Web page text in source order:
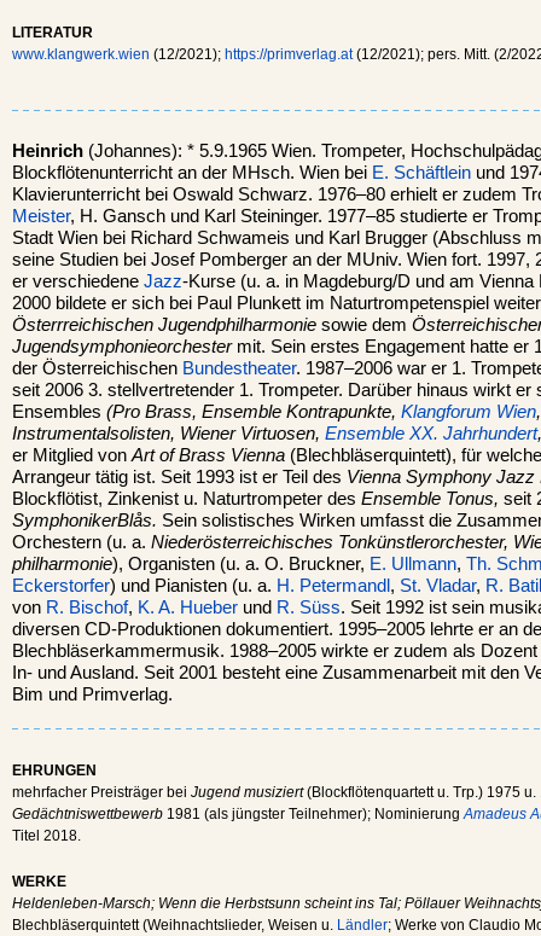
LITERATUR
www.klangwerk.wien (12/2021); https://primverlag.at(12/2021); pers. Mitt. (2/
Heinrich (Johannes): * 5.9.1965 Wien. Trompeter,
Blockflötenunterricht an der MHsch. Wien bei E. Schäftlein und
Klavierunterricht bei Oswald Schwarz. 1976–80 erhielt er zudem
Meister, H. Gansch und Karl Steininger. 1977–85 studierte er
Stadt Wien bei Richard Schwameis und Karl Brugger (Abschluss
seine Studien bei Josef Pomberger an der MUniv. Wien fort. 1997,
er verschiedene Jazz-Kurse (u. a. in Magdeburg/D und am
2000 bildete er sich bei Paul Plunkett im Naturtrompetenspiel
Österrreichischen Jugendphilharmonie sowie dem
Jugendsymphonieorchestermit. Sein erstes Engagement hatte er
der Österreichischen Bundestheater. 1987–2006 war er 1.
seit 2006 3. stellvertretender 1. Trompeter. Darüber hinaus wirkt er
Ensembles (Pro Brass, Ensemble Kontrapunkte, Klangforum Wien
Instrumentalsolisten, Wiener Virtuosen, Ensemble XX. Jahrhundert
er Mitglied von Art of Brass Vienna (Blechbläserquintett), für
Arrangeur tätig ist. Seit 1993 ist er Teil des Vienna Symphony Jazz
Blockflötist, Zinkenist u. Naturtrompeter des Ensemble Tonus, seit
SymphonikerBlås. Sein solistisches Wirken umfasst die
Orchestern (u. a. Niederösterreichisches Tonkünstlerorchester,
philharmonie), Organisten (u. a. O. Bruckner, E. Ullmann, Th.
Eckerstorfer) und Pianisten (u. a. H. Petermandl , St. Vladar, R.
von R. Bischof, K. A. Hueber und R. Süss. Seit 1992 ist sein
diversen CD-Produktionen dokumentiert. 1995–2005 lehrte er an
Blechbläserkammermusik. 1988–2005 wirkte er zudem als
In- und Ausland. Seit 2001 besteht eine Zusammenarbeit mit den
Bim und Primverlag.
EHRUNGEN
mehrfacher Preisträger bei Jugend musiziert(Blockflötenquartett u. Trp.) 1975
Gedächtniswettbewerb 1981 (als jüngster Teilnehmer); NominierungAmadeus
Titel 2018.
WERKE
Heldenleben-Marsch; Wenn die Herbstsunn scheint ins Tal; Pöllauer
Blechbläserquintett (Weihnachtslieder, Weisen u. Ländler; Werke von Claudio